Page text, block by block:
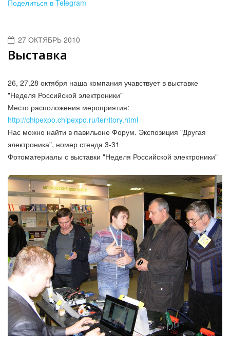
Поделиться в Telegram
27 ОКТЯБРЬ 2010
Выставка
26, 27,28 октября наша компания учавствует в выставке
"Неделя Российской электроники"
Место расположения мероприятия:
http://chipexpo.chipexpo.ru/territory.html
Нас можно найти в павильоне Форум. Экспозиция "Другая
электроника", номер стенда 3-31
Фотоматериалы с выставки "Неделя Российской электроники"